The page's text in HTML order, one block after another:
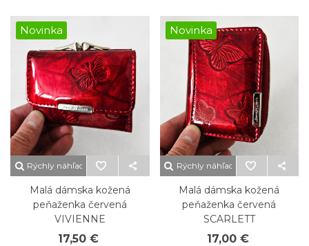
Novinka
Rýchly náhľad
Malá dámska kožená
peňaženka červená
VIVIENNE
17,50 €
Novinka
Rýchly náhľad
Malá dámska kožená
peňaženka červená
SCARLETT
17,00 €